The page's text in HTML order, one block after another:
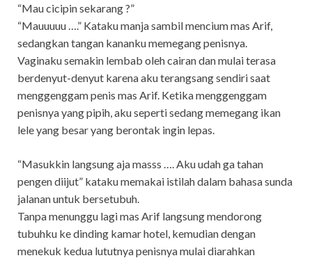
“Mau cicipin sekarang ?”
“Mauuuuu ….” Kataku manja sambil mencium mas Arif,
sedangkan tangan kananku memegang penisnya.
Vaginaku semakin lembab oleh cairan dan mulai terasa
berdenyut-denyut karena aku terangsang sendiri saat
menggenggam penis mas Arif. Ketika menggenggam
penisnya yang pipih, aku seperti sedang memegang ikan
lele yang besar yang berontak ingin lepas.
“Masukkin langsung aja masss …. Aku udah ga tahan
pengen diijut” kataku memakai istilah dalam bahasa sunda
jalanan untuk bersetubuh.
Tanpa menunggu lagi mas Arif langsung mendorong
tubuhku ke dinding kamar hotel, kemudian dengan
menekuk kedua lututnya penisnya mulai diarahkan